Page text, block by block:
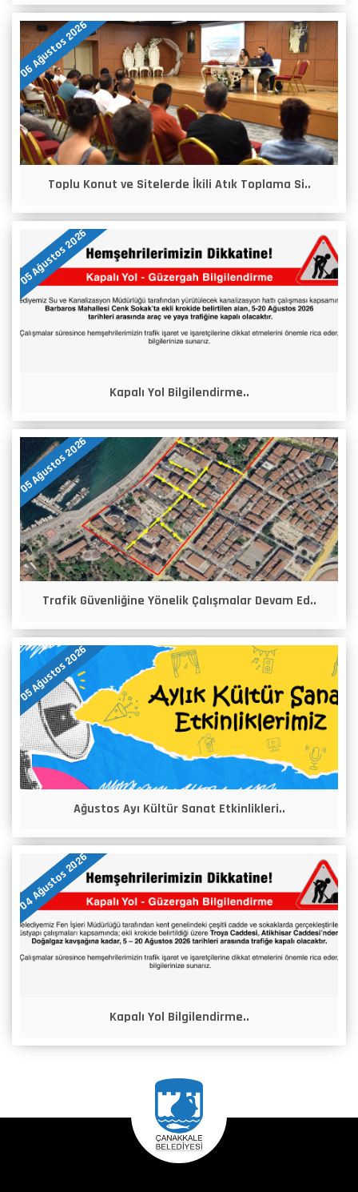
06 Ağustos 2026
Toplu Konut ve Sitelerde İkili Atık Toplama Si..
05 Ağustos 2026
Kapalı Yol Bilgilendirme..
05 Ağustos 2026
Trafik Güvenliğine Yönelik Çalışmalar Devam Ed..
05 Ağustos 2026
Ağustos Ayı Kültür Sanat Etkinlikleri..
04 Ağustos 2026
Kapalı Yol Bilgilendirme..